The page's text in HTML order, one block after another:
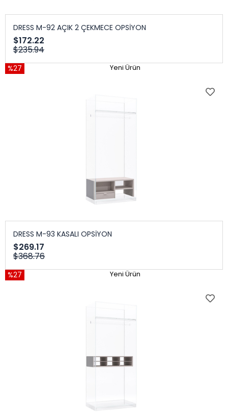
DRESS M-92 AÇIK 2 ÇEKMECE OPSİYON
$172.22
$235.94
%27 Yeni Ürün
DRESS M-93 KASALI OPSİYON
$269.17
$368.76
%27 Yeni Ürün